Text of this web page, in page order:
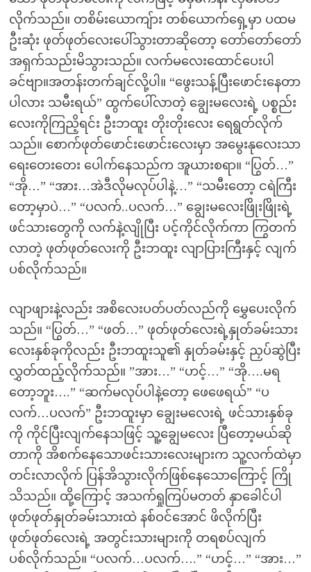
လိုက်သည်။ တစိမ်းယောကျ်ား တစ်ယောက်ရှေ့မှာ ပထမ
ဦးဆုံး ဖုတ်ဖုတ်လေးပေါ်သွားတာဆိုတော့ တော်တော်တော်
အရှက်သည်းမိသွားသည်။ လက်မလေးထောင်ပေးပါ
ခင်ဗျာ။အတန်းတက်ချင်လို့ပါ။ “ဖွေးသန့်ပြီးဖောင်းနေတာ
ပါလား သမီးရယ်” ထွက်ပေါ်လာတဲ့ ချွေးမလေးရဲ့ ပစ္စည်း
လေးကိုကြညိ့ရင်း ဦးဘထူး တိုးတိုးလေး ရေရွတ်လိုက်
သည်။ စောက်ဖုတ်ဖောင်းဖောင်းလေးမှာ အမွေးနုလေးသာ
ရေးတေးတေး ပေါက်နေသည်က အူယားစရာ။ “ပြွတ်…”
“အို…” “အား…အဲဒီလိုမလုပ်ပါနဲ့…” “သမီးတော့ ငရဲကြီး
တော့မှာပဲ…” “ပလက်..ပလက်…” ချွေးမလေးဖြိုးဖြိုးရဲ့
ဖင်သားတွေကို လက်နဲ့လျိုပြီး ပင့်ကိုင်လိုက်ကာ ကြွတက်
လာတဲ့ ဖုတ်ဖုတ်လေးကို ဦးဘထူး လျာပြားကြီးနှင့် လျက်
ပစ်လိုက်သည်။
လျာဖျားနဲ့လည်း အစိလေးပတ်ပတ်လည်ကို မွှေပေးလိုက်
သည်။ “ပြွတ်…” “ဖတ်…” ဖုတ်ဖုတ်လေးရဲ့နှုတ်ခမ်းသား
လေးနှစ်ခုကိုလည်း ဦးဘထူးသူ၏ နှုတ်ခမ်းနှင့် ညှပ်ဆွဲပြီး
လွှတ်ထည့်လိုက်သည်။ ”အား…” “ဟင့်…” “အို….မရ
တော့ဘူး….” “ဆက်မလုပ်ပါနဲ့တော့ ဖေဖေရယ်” “ပ
လက်…ပလက်” ဦးဘထူးမှာ ချွေးမလေးရဲ့ ဖင်သားနှစ်ခု
ကို ကိုင်ပြီးလျက်နေသဖြင့် သူ့ချွေမလေး ပြီတော့မယ်ဆို
တာကို အိစက်နေသောဖင်းသားလေးများက သူ့လက်ထဲမှာ
တင်းလာလိုက် ပြန်အိသွားလိုက်ဖြစ်နေသောကြောင့် ကြို
သိသည်။ ထို့ကြောင့် အသက်ရှုကြပ်မတတ် နှာခေါင်ပါ
ဖုတ်ဖုတ်နှုတ်ခမ်းသားထဲ နစ်ဝင်အောင် ဖိလိုက်ပြီး
ဖုတ်ဖုတ်လေးရဲ့ အတွင်းသားများကို တရစပ်လျက်
ပစ်လိုက်သည်။ “ပလက်…ပလက်….” “ဟင့်…” “အား…”